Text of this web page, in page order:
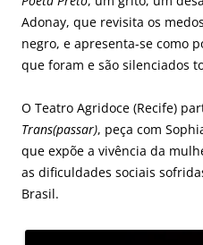
Adonay, que revisita os
negro, e apresenta-se como
que foram e são silenciados
O Teatro Agridoce (Recife)
Trans(passar), peça com
que expõe a vivência da
as dificuldades sociais
Brasil.